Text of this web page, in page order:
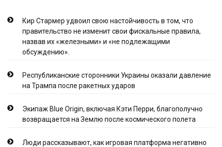
Кир Стармер удвоил свою настойчивость в том, что
правительство не изменит свои фискальные правила,
назвав их «железными» и «не подлежащими
обсуждению».
Республиканские сторонники Украины оказали давление
на Трампа после ракетных ударов
Экипаж Blue Origin, включая Кэти Перри, благополучно
возвращается на Землю после космического полета
Люди рассказывают, как игровая платформа негативно